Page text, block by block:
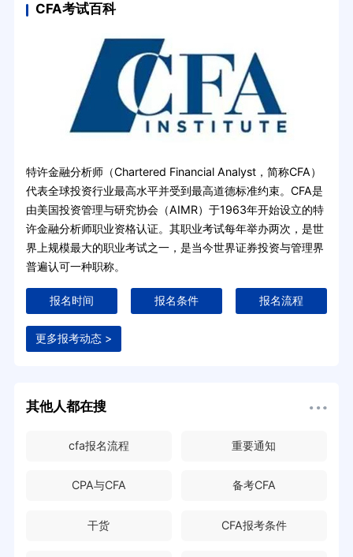
CFA考试百科
特许金融分析师（Chartered Financial Analyst，简称CFA）
代表全球投资行业最高水平并受到最高道德标准约束。CFA是
由美国投资管理与研究协会（AIMR）于1963年开始设立的特
许金融分析师职业资格认证。其职业考试每年举办两次，是世
界上规模最大的职业考试之一，是当今世界证券投资与管理界
普遍认可一种职称。
报名时间 报名条件 报名流程
更多报考动态 >
其他人都在搜
cfa报名流程 重要通知
CPA与CFA 备考CFA
干货 CFA报考条件